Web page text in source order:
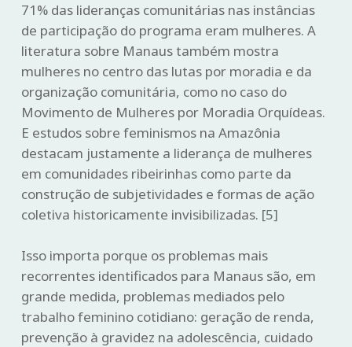
71% das lideranças comunitárias nas instâncias
de participação do programa eram mulheres. A
literatura sobre Manaus também mostra
mulheres no centro das lutas por moradia e da
organização comunitária, como no caso do
Movimento de Mulheres por Moradia Orquídeas.
E estudos sobre feminismos na Amazônia
destacam justamente a liderança de mulheres
em comunidades ribeirinhas como parte da
construção de subjetividades e formas de ação
coletiva historicamente invisibilizadas. [5]
Isso importa porque os problemas mais
recorrentes identificados para Manaus são, em
grande medida, problemas mediados pelo
trabalho feminino cotidiano: geração de renda,
prevenção à gravidez na adolescência, cuidado